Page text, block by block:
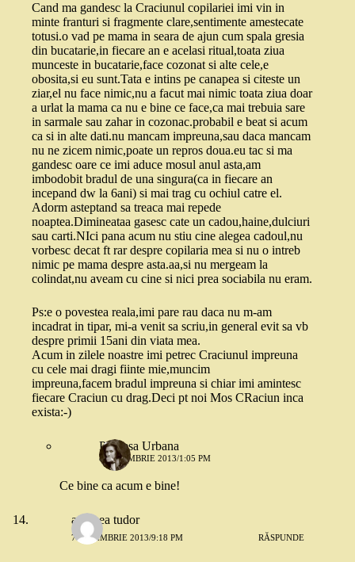
Cand ma gandesc la Craciunul copilariei imi vin in
minte franturi si fragmente clare,sentimente amestecate
totusi.o vad pe mama in seara de ajun cum spala gresia
din bucatarie,in fiecare an e acelasi ritual,toata ziua
munceste in bucatarie,face cozonat si alte cele,e
obosita,si eu sunt.Tata e intins pe canapea si citeste un
ziar,el nu face nimic,nu a facut mai nimic toata ziua doar
a urlat la mama ca nu e bine ce face,ca mai trebuia sare
in sarmale sau zahar in cozonac.probabil e beat si acum
ca si in alte dati.nu mancam impreuna,sau daca mancam
nu ne zicem nimic,poate un repros doua.eu tac si ma
gandesc oare ce imi aduce mosul anul asta,am
imbodobit bradul de una singura(ca in fiecare an
incepand dw la 6ani) si mai trag cu ochiul catre el.
Adorm asteptand sa treaca mai repede
noaptea.Dimineataa gasesc cate un cadou,haine,dulciuri
sau carti.NIci pana acum nu stiu cine alegea cadoul,nu
vorbesc decat ft rar despre copilaria mea si nu o intreb
nimic pe mama despre asta.aa,si nu mergeam la
colindat,nu aveam cu cine si nici prea sociabila nu eram.
Ps:e o povestea reala,imi pare rau daca nu m-am
incadrat in tipar, mi-a venit sa scriu,in general evit sa vb
despre primii 15ani din viata mea.
Acum in zilele noastre imi petrec Craciunul impreuna
cu cele mai dragi fiinte mie,muncim
impreuna,facem bradul impreuna si chiar imi amintesc
fiecare Craciun cu drag.Deci pt noi Mos CRaciun inca
exista:-)
Printesa Urbana
8 NOIEMBRIE 2013/1:05 PM
Ce bine ca acum e bine!
andreea tudor
7 NOIEMBRIE 2013/9:18 PM RĂSPUNDE